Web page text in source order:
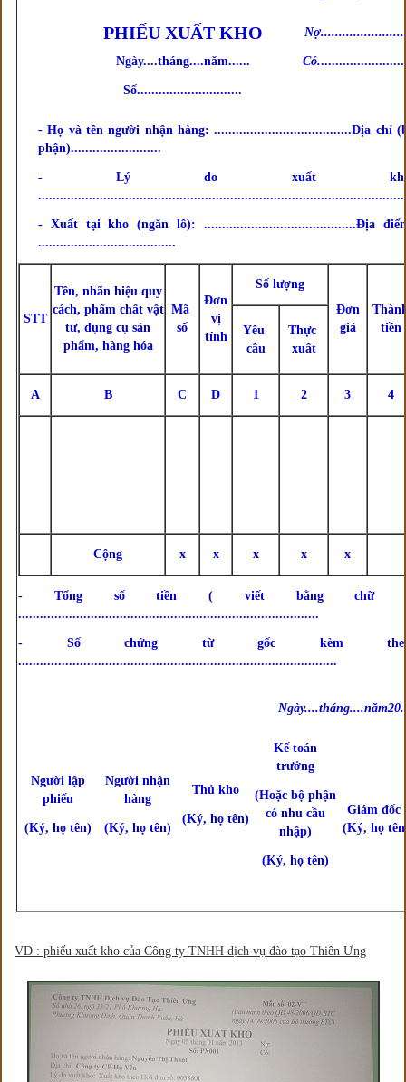
PHIẾU XUẤT KHO
Ngày....tháng....năm......
Số.............................
Có.
- Họ và tên người nhận hàng: ......................................Địa chỉ
phận).........................
- Lý do xuất
- Xuất tại kho (ngăn lô): ..........................................Địa
......................................
STT
Tên, nhãn hiệu quy
cách, phẩm chất vật
tư, dụng cụ sản
phẩm, hàng hóa
Mã
số
Đơn
vị
tính
Số lượng
Đơn
giá
tiền
Yêu
cầu
Thực
xuất
A B C D 1 2 3 4
Cộng x x x x x
- Tổng số tiền ( viết bằng chữ
...................................................................................
- Số chứng từ gốc kèm
........................................................................................
Người lập
phiếu
(Ký, họ tên)
Người nhận
hàng
(Ký, họ tên)
Thủ kho
(Ký, họ tên)
Kế toán
trưởng
(Hoặc bộ phận
có nhu cầu
nhập)
(Ký, họ tên)
Giám đốc
(Ký, họ
VD : phiếu xuất kho của Công ty TNHH dịch vụ đào tạo Thiên Ưng